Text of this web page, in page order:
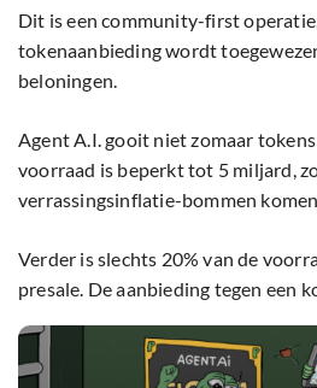
Dit is een community-first
tokenaanbieding wordt
beloningen.
Agent A.I. gooit niet zomaar
voorraad is beperkt tot 5 miljard,
verrassingsinflatie-bommen
Verder is slechts 20% van de
presale. De aanbieding tegen een